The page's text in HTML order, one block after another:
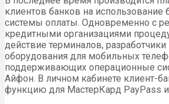
клиентов банков на использование
системы оплаты. Одновременно с
кредитными организациями
действие терминалов,
оборудования для мобильных
поддерживающих операционные
Айфон. В личном кабинете клиент-
функцию для МастерКард PayPass и